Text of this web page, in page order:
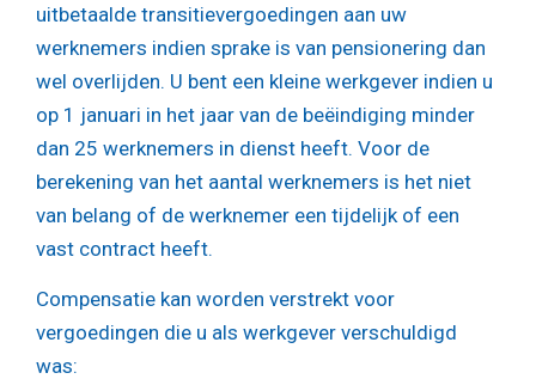
uitbetaalde transitievergoedingen aan uw
werknemers indien sprake is van pensionering dan
wel overlijden. U bent een kleine werkgever indien u
op 1 januari in het jaar van de beëindiging minder
dan 25 werknemers in dienst heeft. Voor de
berekening van het aantal werknemers is het niet
van belang of de werknemer een tijdelijk of een
vast contract heeft.
Compensatie kan worden verstrekt voor
vergoedingen die u als werkgever verschuldigd
was: